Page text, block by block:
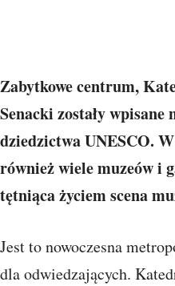
Zabytkowe centrum,
Senacki zostały wpisane
dziedzictwa UNESCO.
również wiele muzeów i
tętniąca życiem scena
Jest to nowoczesna
dla odwiedzających.